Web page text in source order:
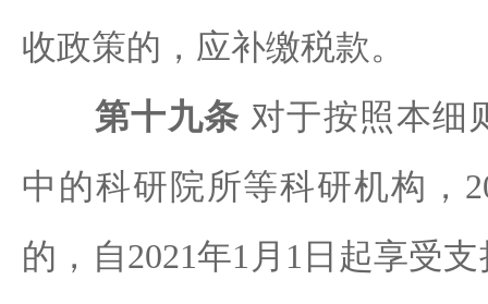
收政策的，应补缴税款。
第十九条 对于按照本细
中的科研院所等科研机构，
的，自2021年1月1日起享受